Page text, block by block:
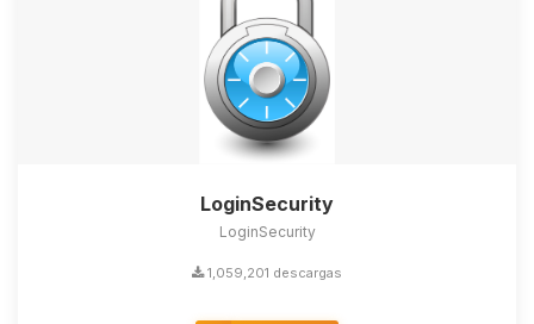
LoginSecurity
LoginSecurity
1,059,201 descargas